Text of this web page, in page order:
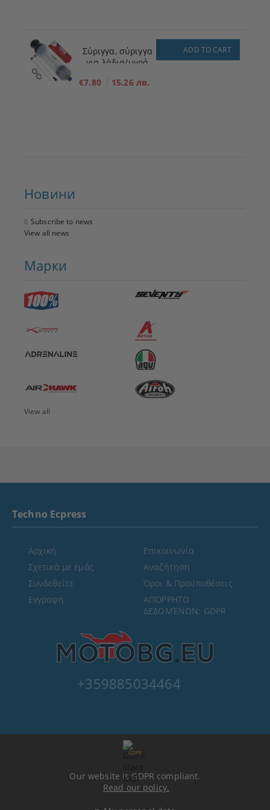
Σύριγγα, σύριγγα
για λάδια/υγρά
€7.80 15.26 лв.
ADD TO CART
Новини
Subscribe to news
View all news
Марки
View all
+359885034464
Techno Ecpress
Αρχική
Σχετικά με εμάς
Συνδεθείτε
Εγγραφή
Επικοινωνία
Αναζήτηση
Όροι & Προϋποθέσεις
ΑΠΌΡΡΗΤΟ
ΔΕΔΟΜΈΝΩΝ: GDPR
GDPR
Our website is GDPR compliant.
Read our policy.